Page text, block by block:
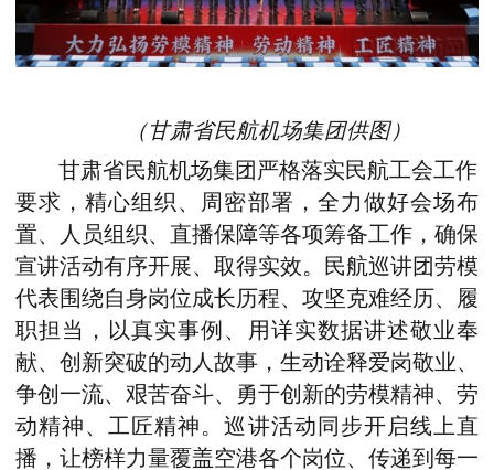
（甘肃省民航机场集团供图）
甘肃省民航机场集团严格落实民航工会工作
要求，精心组织、周密部署，全力做好会场布
置、人员组织、直播保障等各项筹备工作，确保
宣讲活动有序开展、取得实效。民航巡讲团劳模
代表围绕自身岗位成长历程、攻坚克难经历、履
职担当，以真实事例、用详实数据讲述敬业奉
献、创新突破的动人故事，生动诠释爱岗敬业、
争创一流、艰苦奋斗、勇于创新的劳模精神、劳
动精神、工匠精神。巡讲活动同步开启线上直
播，让榜样力量覆盖空港各个岗位、传递到每一